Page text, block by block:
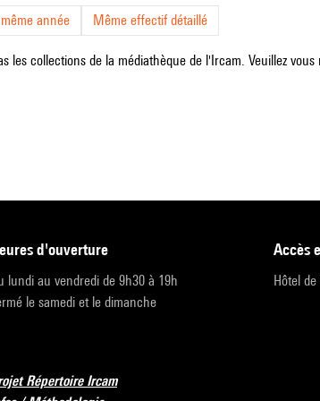
année Même effectif détaillé
les collections de la médiathèque de l'Ircam. Veuillez
heures d'ouverture
lundi au vendredi de 9h30 à 19h
le samedi et le dimanche
accès
Hôtel
Répertoire Ircam